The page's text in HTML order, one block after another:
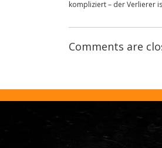
kompliziert – der Verlierer
Comments are